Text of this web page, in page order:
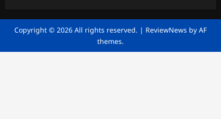
Copyright © 2026 All rights reserved. | ReviewNews by AF
themes.